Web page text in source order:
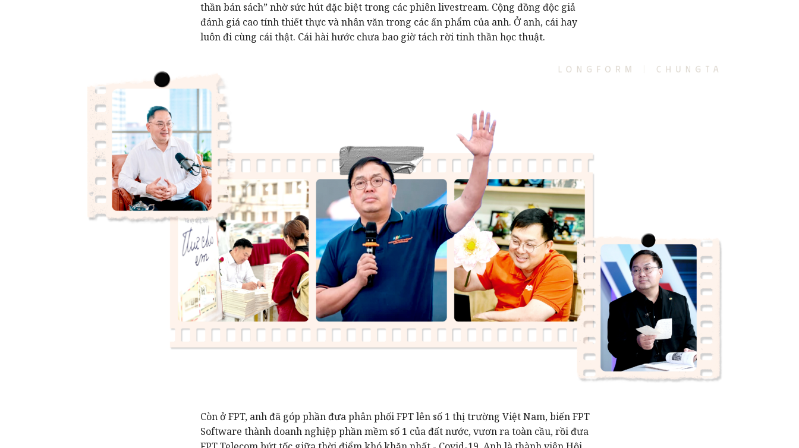
thần bán sách” nhờ sức hút đặc biệt trong các phiên livestream. Cộng đồng độc giả
đánh giá cao tính thiết thực và nhân văn trong các ấn phẩm của anh. Ở anh, cái hay
luôn đi cùng cái thật. Cái hài hước chưa bao giờ tách rời tinh thần học thuật.
Còn ở FPT, anh đã góp phần đưa phân phối FPT lên số 1 thị trường Việt Nam, biến FPT
Software thành doanh nghiệp phần mềm số 1 của đất nước, vươn ra toàn cầu, rồi đưa